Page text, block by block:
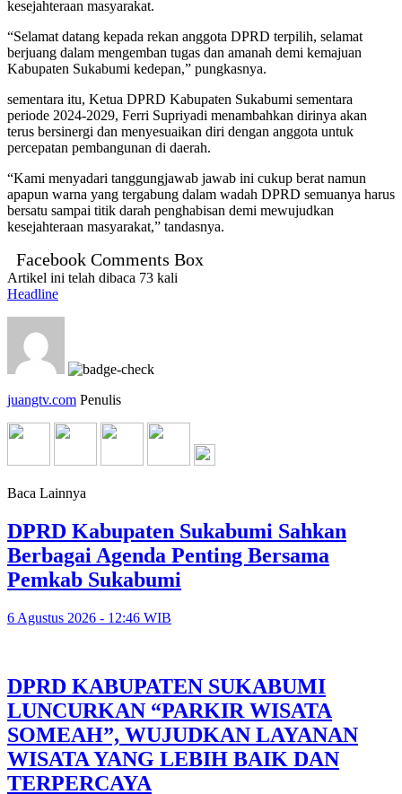
kesejahteraan masyarakat.
“Selamat datang kepada rekan anggota DPRD terpilih, selamat
berjuang dalam mengemban tugas dan amanah demi kemajuan
Kabupaten Sukabumi kedepan,” pungkasnya.
sementara itu, Ketua DPRD Kabupaten Sukabumi sementara
periode 2024-2029, Ferri Supriyadi menambahkan dirinya akan
terus bersinergi dan menyesuaikan diri dengan anggota untuk
percepatan pembangunan di daerah.
“Kami menyadari tanggungjawab jawab ini cukup berat namun
apapun warna yang tergabung dalam wadah DPRD semuanya harus
bersatu sampai titik darah penghabisan demi mewujudkan
kesejahteraan masyarakat,” tandasnya.
Facebook Comments Box
Artikel ini telah dibaca 73 kali
Headline
juangtv.com Penulis
Baca Lainnya
DPRD Kabupaten Sukabumi Sahkan
Berbagai Agenda Penting Bersama
Pemkab Sukabumi
6 Agustus 2026 - 12:46 WIB
DPRD KABUPATEN SUKABUMI
LUNCURKAN “PARKIR WISATA
SOMEAH”, WUJUDKAN LAYANAN
WISATA YANG LEBIH BAIK DAN
TERPERCAYA